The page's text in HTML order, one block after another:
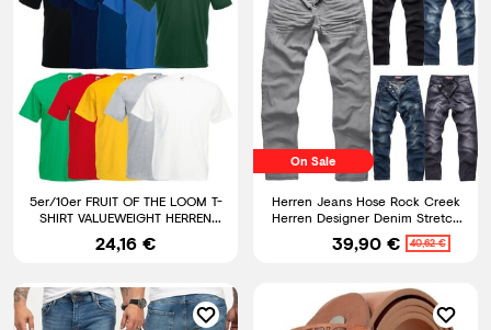
5er/10er FRUIT OF THE LOOM T-
SHIRT VALUEWEIGHT HERREN
SHIRT TSHIRTS GR. S - 5XL
24,16 €
On Sale
Herren Jeans Hose Rock Creek
Herren Designer Denim Stretch
Jeanshose M2 W29-W44
39,90 € 40,62 €